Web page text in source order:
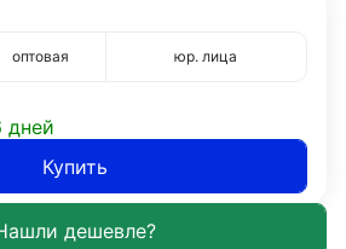
оптовая юр. лица
дней
Купить